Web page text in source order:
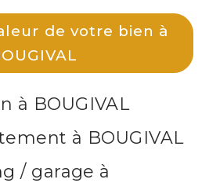
de votre bien à
à BOUGIVAL
à BOUGIVAL
/ garage à